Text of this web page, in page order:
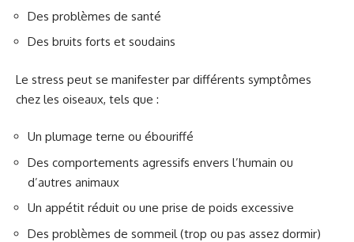
Des problèmes de santé
Des bruits forts et soudains
Le stress peut se manifester par différents symptômes
chez les oiseaux, tels que :
Un plumage terne ou ébouriffé
Des comportements agressifs envers l’humain ou
d’autres animaux
Un appétit réduit ou une prise de poids excessive
Des problèmes de sommeil (trop ou pas assez dormir)